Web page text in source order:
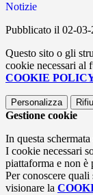
Notizie
Pubblicato il 02-03-
Questo sito o gli
cookie necessari al
COOKIE
Personalizza
Gestione cookie
In questa
I cookie necessari
piattaforma e non è
Per conoscere
visionare la